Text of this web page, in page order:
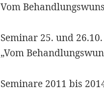
Vom
Seminar 25. und
„Vom
Seminare 2011 bis